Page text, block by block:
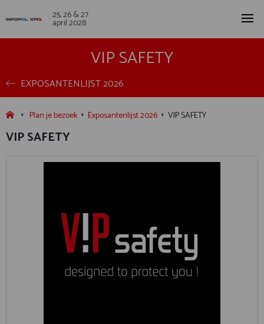
25, 26 & 27
april 2028
VIP SAFETY
EXPOSANTENLIJST 2026
Plan je bezoek Exposantenlijst 2026 VIP SAFETY
VIP SAFETY